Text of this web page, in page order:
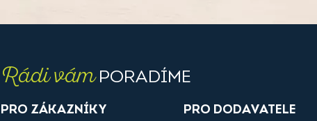
Rádi vámPORADÍME
PRO ZÁKAZNÍKY PRO DODAVATELE